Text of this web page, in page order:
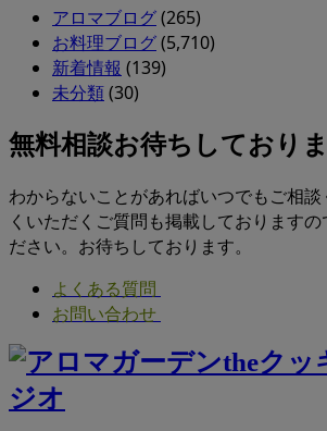
アロマブログ(265)
お料理ブログ(5,710)
新着情報 (139)
未分類(30)
無料相談お待ちしており
わからないことがあればいつでもご相談
くいただくご質問も掲載しておりますの
ださい。お待ちしております。
よくある質問
お問い合わせ